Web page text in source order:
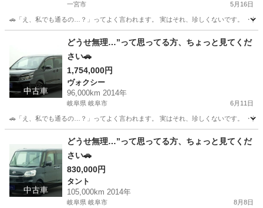
一宮市 5月16日
🚗「え、私でも通るの…？」ってよく言われます。 実はそれ、珍しくないです。 ・
その他
中古車
どうせ無理…”って思ってる方、ちょっと見てくだ
さい🚗
1,754,000円
ヴォクシー
96,000km 2014年
岐阜県 岐阜市 6月11日
🚗「え、私でも通るの…？」ってよく言われます。 実はそれ、珍しくないです。 ・
ヴォクシー
中古車
どうせ無理…”って思ってる方、ちょっと見てくだ
さい🚗
830,000円
タント
105,000km 2014年
岐阜県 岐阜市 8月8日